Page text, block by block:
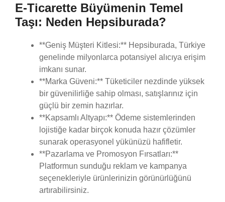
E-Ticarette Büyümenin Temel
Taşı: Neden Hepsiburada?
**Geniş Müşteri Kitlesi:** Hepsiburada, Türkiye
genelinde milyonlarca potansiyel alıcıya erişim
imkanı sunar.
**Marka Güveni:** Tüketiciler nezdinde yüksek
bir güvenilirliğe sahip olması, satışlarınız için
güçlü bir zemin hazırlar.
**Kapsamlı Altyapı:** Ödeme sistemlerinden
lojistiğe kadar birçok konuda hazır çözümler
sunarak operasyonel yükünüzü hafifletir.
**Pazarlama ve Promosyon Fırsatları:**
Platformun sunduğu reklam ve kampanya
seçenekleriyle ürünlerinizin görünürlüğünü
artırabilirsiniz.